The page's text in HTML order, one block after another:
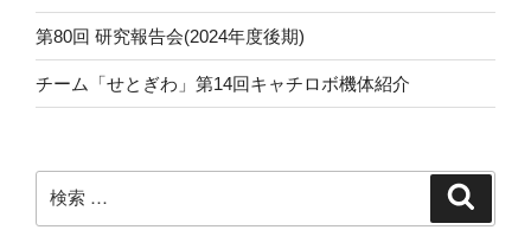
第80回 研究報告会(2024年度後期)
チーム「せとぎわ」第14回キャチロボ機体紹介
索: